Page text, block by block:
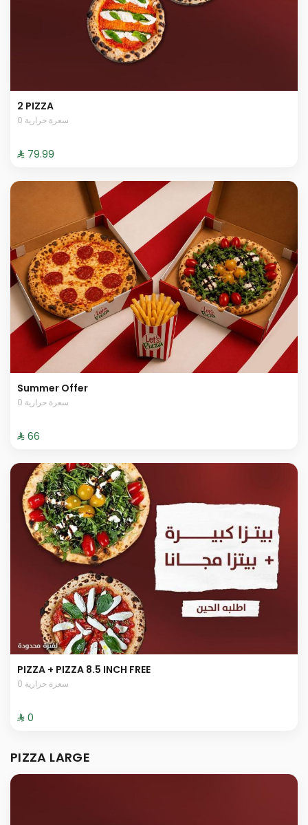
2 PIZZA
0 سعرة حرارية
⁨⁦‪‬ 79.99⁩
Summer Offer
0 سعرة حرارية
⁨⁦‪‬ 66⁩
PIZZA + PIZZA 8.5 INCH FREE
0 سعرة حرارية
⁨⁦‪‬ 0⁩
PIZZA LARGE